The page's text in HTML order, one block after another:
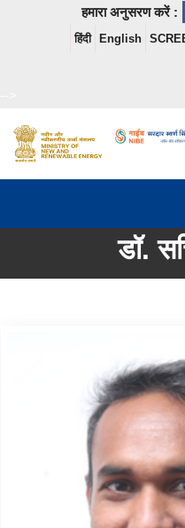
हमारा अनुसरण करें :
हिंदी English
डॉ.